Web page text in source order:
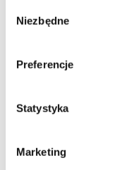
zgody
Niezbędne
Preferencje
Statystyka
Marketing